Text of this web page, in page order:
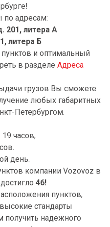
адресам:
201, литера А
литера Б
и оптимальный
в разделе Адреса
грузов Вы сможете
любых габаритных
Петербургом.
часов,
день.
компании Vozovoz в
46!
пунктов,
стандарты
получить надежного